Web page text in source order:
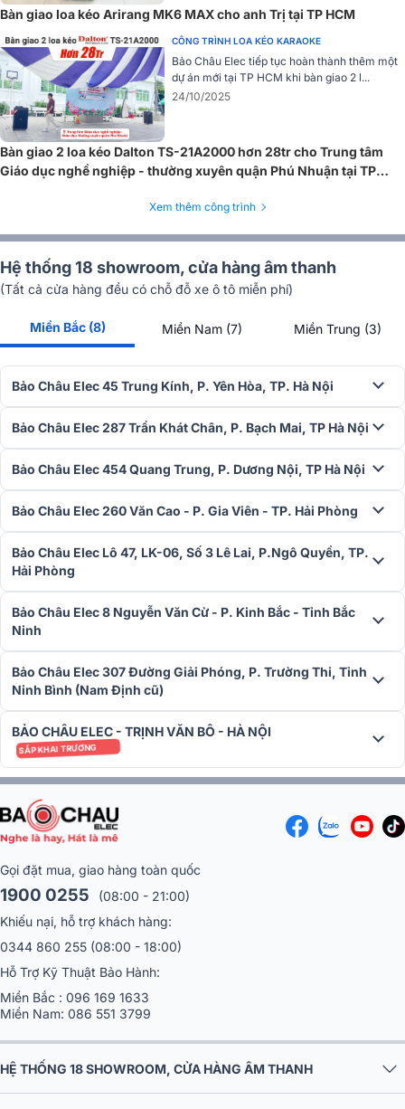
nhôm đặc chế chắc chắn, có phần gắn kết để kết nối với phần loa
siêu trầm. Điểm đặc biệt là phần này có thể tháo lắp dễ dàng và
mang đi được
Đánh giá chất lượng của Loa Sumico DSP2150
Hệ thống âm thanh chất lượng - mạnh mẽ và sống động
Hệ thống âm thanh Sumico DSP 2150 gồm loa siêu trầm và loa cột,
mang lại hiệu suất hoạt động mạnh mẽ. Loa Subwoofer sử dụng củ
bass có đường kính lên tới 45cm, tái tạo âm trầm cực sâu xuống tần
số 30Hz. Loa cột bao gồm 16 loa toàn dải đường kính 7.6cm chạy
dọc theo chiều dài của cột.
Tổng thể, hệ thống âm thanh Sumico DSP 2150 có khả năng tái tạo
đầy đủ chất âm với chất lượng cao. Củ bass khủng cho ra âm trầm
uy lực, chắc chắn và đầy sức sống. Dải trung và dải cao được tái
hiện bởi 16 loa full-range, mang lại âm thanh rõ ràng, ngọt ngào cho
giọng hát và âm cao tự nhiên, mượt mà.
chất lượng mà còn tích hợp mạch khuếch đại class D hiệu suất cao.
Với công suất động 500W và đỉnh 1000W, hệ thống này có khả
Bàn giao loa kéo Arirang MK6 MAX cho anh Trị tại TP HCM
CÔNG TRÌNH LOA KÉO KARAOKE
Bảo Châu Elec tiếp tục hoàn thành thêm một
dự án mới tại TP HCM khi bàn giao 2 l...
24/10/2025
Bàn giao 2 loa kéo Dalton TS-21A2000 hơn 28tr cho Trung tâm
Giáo dục nghề nghiệp - thường xuyên quận Phú Nhuận tại TP
Xem thêm công trình
Hệ thống 18 showroom, cửa hàng âm thanh
(Tất cả cửa hàng đều có chỗ đỗ xe ô tô miễn phí)
Miền Bắc (8) Miền Nam (7) Miền Trung (3)
Bảo Châu Elec 45 Trung Kính, P. Yên Hòa, TP. Hà Nội
Bảo Châu Elec 287 Trần Khát Chân, P. Bạch Mai, TP Hà Nội
Bảo Châu Elec 454 Quang Trung, P. Dương Nội, TP Hà Nội
Bảo Châu Elec 260 Văn Cao - P. Gia Viên - TP. Hải Phòng
Bảo Châu Elec Lô 47, LK-06, Số 3 Lê Lai, P.Ngô Quyền, TP.
Hải Phòng
Bảo Châu Elec 8 Nguyễn Văn Cừ - P. Kinh Bắc - Tỉnh Bắc
Ninh
Bảo Châu Elec 307 Đường Giải Phóng, P. Trường Thi, Tỉnh
Ninh Bình (Nam Định cũ)
BẢO CHÂU ELEC - TRỊNH VĂN BÔ - HÀ NỘI
SẮP KHAI TRƯƠNG
Gọi đặt mua, giao hàng toàn quốc
1900 0255
(08:00 - 21:00)
Khiếu nại, hỗ trợ khách hàng:
0344 860 255 (08:00 - 18:00)
Hỗ Trợ Kỹ Thuật Bảo Hành:
Miền Bắc : 096 169 1633
Miền Nam: 086 551 3799
HỆ THỐNG 18 SHOWROOM, CỬA HÀNG ÂM THANH